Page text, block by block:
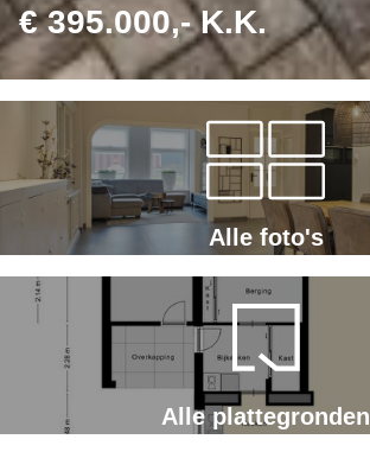
€ 395.000,- K.K.
Alle foto's
Alle plattegronden